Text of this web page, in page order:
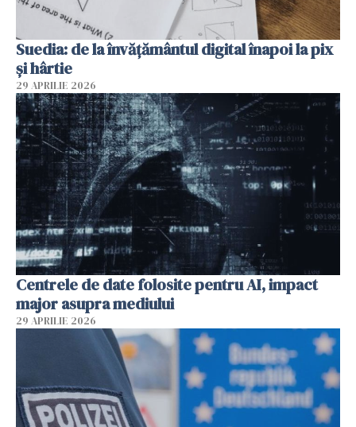
Suedia: de la învățământul digital înapoi la pix
și hârtie
29 APRILIE 2026
Centrele de date folosite pentru AI, impact
major asupra mediului
29 APRILIE 2026